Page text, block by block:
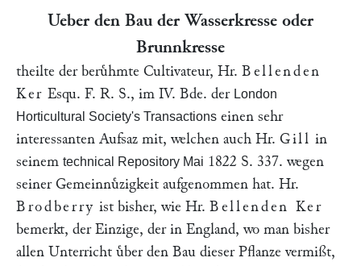
Ueber den Bau der Wasserkresse oder
Brunnkresse
theilte der beruͤhmte Cultivateur, Hr. Bellenden
Ker Esqu. F. R. S., im IV. Bde. der London
Horticultural Society's Transactions einen sehr
interessanten Aufsaz mit, welchen auch Hr. Gill in
seinem technical Repository Mai 1822 S. 337. wegen
seiner Gemeinnuͤzigkeit aufgenommen hat. Hr.
Brodberry ist bisher, wie Hr. Bellenden Ker
bemerkt, der Einzige, der in England, wo man bisher
allen Unterricht uͤber den Bau dieser Pflanze vermißt,